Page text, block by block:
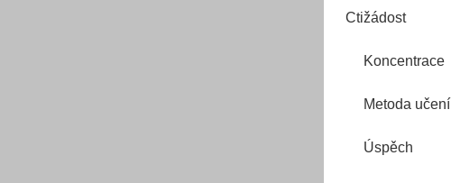
Ctižádost
Koncentrace
Metoda učení
Úspěch